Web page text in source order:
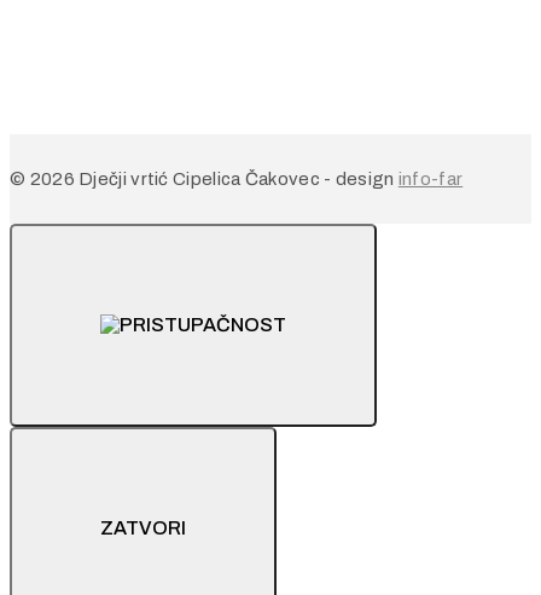
© 2026 Dječji vrtić Cipelica Čakovec - design info-far
ZATVORI